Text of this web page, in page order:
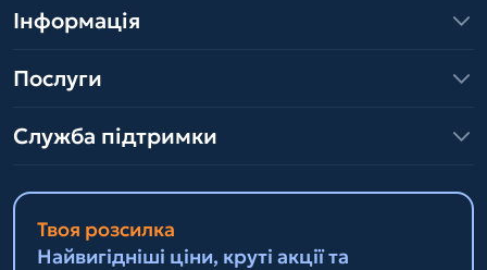
Інформація
Послуги
Служба підтримки
Твоя розсилка
Найвигідніші ціни, круті акції та